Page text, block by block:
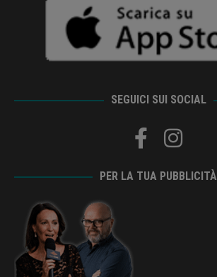
SEGUICI SUI SOCIAL
PER LA TUA PUBBLICITÀ